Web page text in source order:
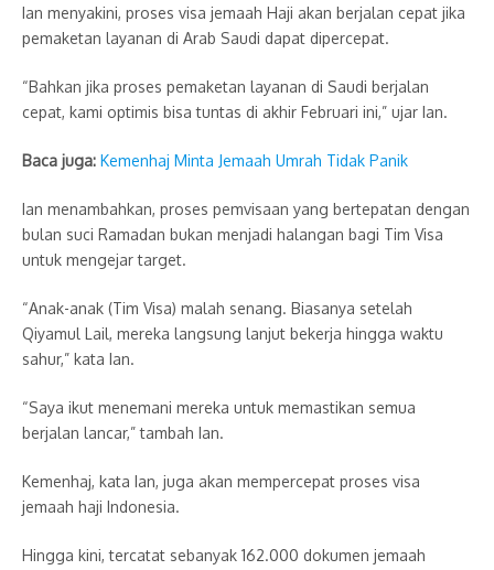
Ian menyakini, proses visa jemaah Haji akan berjalan cepat jika
pemaketan layanan di Arab Saudi dapat dipercepat.
“Bahkan jika proses pemaketan layanan di Saudi berjalan
cepat, kami optimis bisa tuntas di akhir Februari ini,” ujar Ian.
Baca juga: Kemenhaj Minta Jemaah Umrah Tidak Panik
Ian menambahkan, proses pemvisaan yang bertepatan dengan
bulan suci Ramadan bukan menjadi halangan bagi Tim Visa
untuk mengejar target.
“Anak-anak (Tim Visa) malah senang. Biasanya setelah
Qiyamul Lail, mereka langsung lanjut bekerja hingga waktu
sahur,” kata Ian.
“Saya ikut menemani mereka untuk memastikan semua
berjalan lancar,” tambah Ian.
Kemenhaj, kata Ian, juga akan mempercepat proses visa
jemaah haji Indonesia.
Hingga kini, tercatat sebanyak 162.000 dokumen jemaah